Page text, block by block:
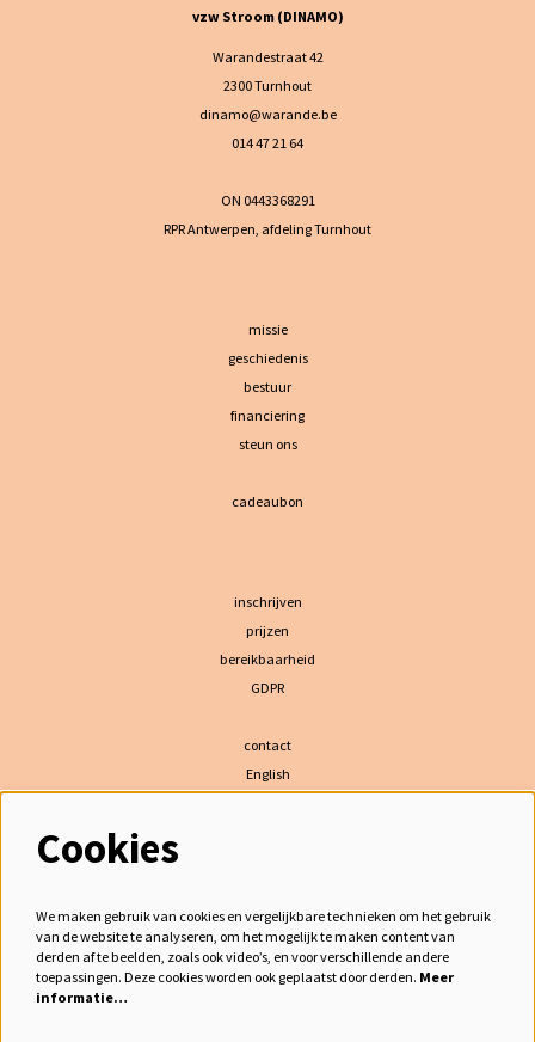
vzw Stroom (DINAMO)
Warandestraat 42
2300 Turnhout
dinamo@warande.be
014 47 21 64
ON 0443368291
RPR Antwerpen, afdeling Turnhout
missie
geschiedenis
bestuur
financiering
steun ons
cadeaubon
inschrijven
prijzen
bereikbaarheid
GDPR
contact
English
meld je aan voor de nieuwsbrief
Cookies
We maken gebruik van cookies en vergelijkbare technieken om het gebruik
van de website te analyseren, om het mogelijk te maken content van
derden af te beelden, zoals ook video’s, en voor verschillende andere
toepassingen. Deze cookies worden ook geplaatst door derden. Meer
informatie…